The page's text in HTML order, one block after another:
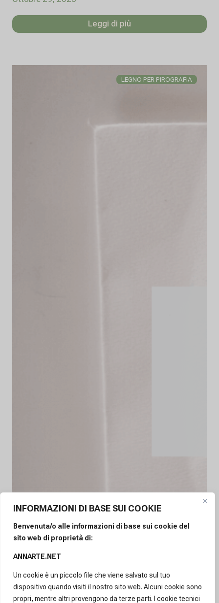
INFORMAZIONI DI BASE SUI COOKIE
Benvenuta/o alle informazioni di base sui cookie del
sito web di proprietà di:
ANNARTE.NET
Un cookie è un piccolo file che viene salvato sul tuo
dispositivo quando visiti il nostro sito web. Alcuni cookie sono
propri, mentre altri provengono da terze parti. I cookie tecnici
Leggi di più
LEGNO PER PIROGRAFIA